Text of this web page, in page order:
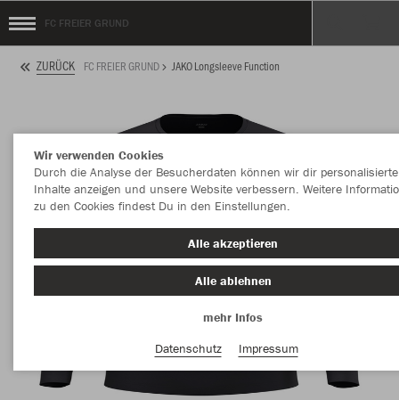
FC FREIER GRUND
ZURÜCK FC FREIER GRUND JAKO Longsleeve Function
Wir verwenden Cookies
Durch die Analyse der Besucherdaten können wir dir personalisierte
Inhalte anzeigen und unsere Website verbessern. Weitere
zu den Cookies findest Du in den Einstellungen.
Alle akzeptieren
Alle ablehnen
mehr Infos
Datenschutz
Impressum